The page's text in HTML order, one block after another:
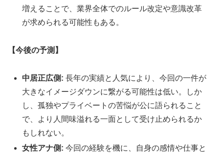
増えることで、業界全体でのルール改定や意識改革
が求められる可能性もある。
【今後の予測】
中居正広側: 長年の実績と人気により、今回の一件が
大きなイメージダウンに繋がる可能性は低い。しか
し、孤独やプライベートの苦悩が公に語られること
で、より人間味溢れる一面として受け止められるか
もしれない。
女性アナ側: 今回の経験を機に、自身の感情や仕事と